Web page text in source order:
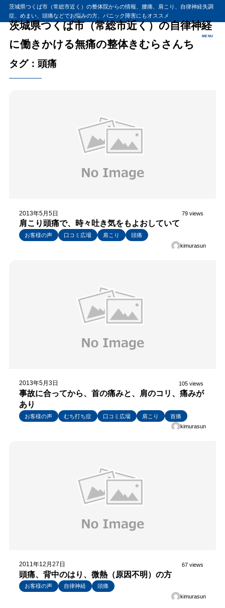
茨城県つくば市（常総市近く）の整体院からの情報、腰痛、肩こり、自律神経失調
症、めまい、頭痛などでお悩みの方、パニック障害にもオススメ
茨城県つくば市（常総市近く）の自律神経
に働きかける無痛の整体きむらさんち
MENU
タグ：頭痛
2013年5月5日 79 views
肩こり頭痛で、時々吐き気をもよおしていて
お客様の声 口コミ広場 肩こり
頭痛
kimurasun
2013年5月3日 105 views
事故に合ってから、首の痛みと、肩のコリ、痛みが
あり
お客様の声 むち打ち症 口コミ広場 肩こり
首痛
kimurasun
2011年12月27日 67 views
頭痛、背中のはり、微熱（原因不明）の方
お客様の声 自律神経
頭痛
kimurasun